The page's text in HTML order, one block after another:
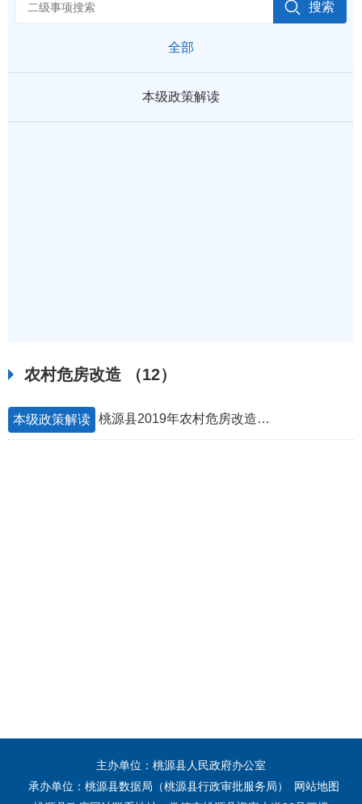
全部
本级政策解读
农村危房改造 （12）
本级政策解读 桃源县2019年农村危房改造实施方案
主办单位：桃源县人民政府办公室
承办单位：桃源县数据局（桃源县行政审批服务局）
网站地图